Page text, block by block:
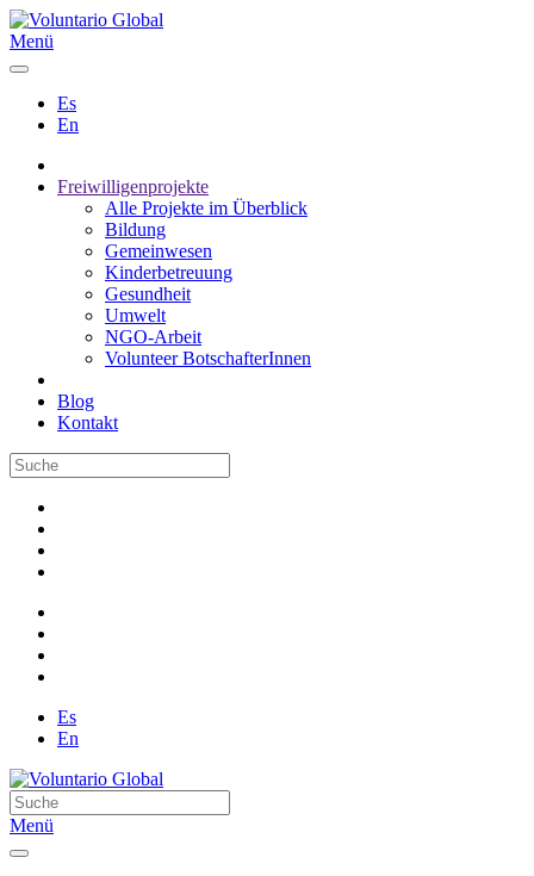
Menü
Es
En
Freiwilligenprojekte
Alle Projekte im Überblick
Bildung
Gemeinwesen
Kinderbetreuung
Gesundheit
Umwelt
NGO-Arbeit
Volunteer BotschafterInnen
Blog
Kontakt
Es
En
Menü